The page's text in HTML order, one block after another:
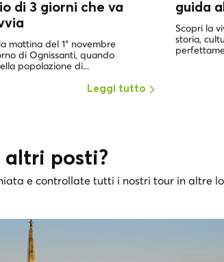
di 3 giorni che va
mattina del 1° novembre
di Ognissanti, quando
popolazione di...
Leggi tutto
guida
Scopri la
storia,
altri posti?
e controllate tutti i nostri tour in altre